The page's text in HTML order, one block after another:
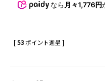
なら 月々1,776円
[53ポイント進呈 ]